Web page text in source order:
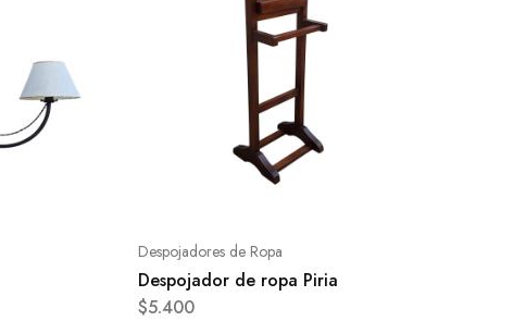
Despojadores de Ropa
Despojador de ropa Piria
$5.400